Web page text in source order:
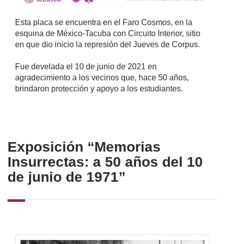
Esta placa se encuentra en el Faro Cosmos, en la
esquina de México-Tacuba con Circuito Interior, sitio
en que dio inicio la represión del Jueves de Corpus.
Fue develada el 10 de junio de 2021 en
agradecimiento a los vecinos que, hace 50 años,
brindaron protección y apoyo a los estudiantes.
Exposición “Memorias
Insurrectas: a 50 años del 10
de junio de 1971”